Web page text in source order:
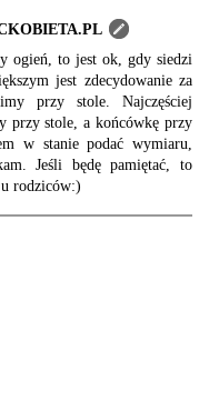
ogień, to jest ok, gdy siedzi
jest zdecydowanie za
przy stole. Najczęściej
przy stole, a końcówkę przy
w stanie podać wymiaru,
Jeśli będę pamiętać, to
rodziców:)